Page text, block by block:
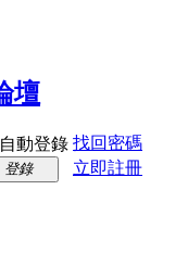
自動登錄 找回密碼
登錄
立即註冊